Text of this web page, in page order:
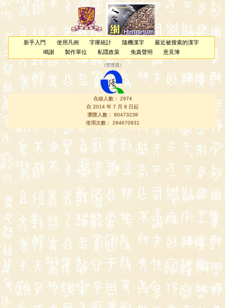
新手入門 使用凡例 字庫統計 隨機漢字
最近被搜索的漢字
鳴謝
製作單位 私隱政策 免責聲明 意見簿
（管理員 ）
在線人數： 2974
自 2014 年 7 月 8 日起
瀏覽人數： 80473238
使用次數： 294670931